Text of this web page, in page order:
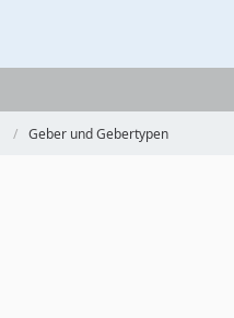
Geber und Gebertypen